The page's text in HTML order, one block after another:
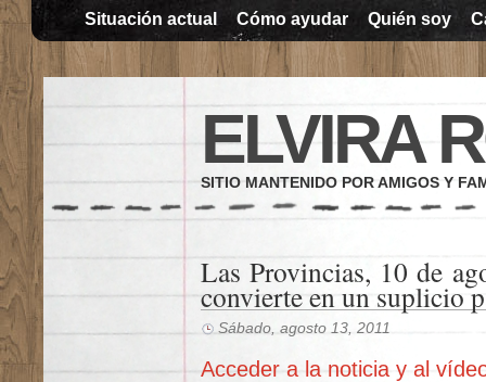
Situación actual Cómo ayudar Quién soy
ELVIRA
SITIO MANTENIDO POR AMIGOS Y
Las Provincias, 10 de
convierte en un suplicio
Sábado, agosto 13, 2011
Acceder a la noticia y al